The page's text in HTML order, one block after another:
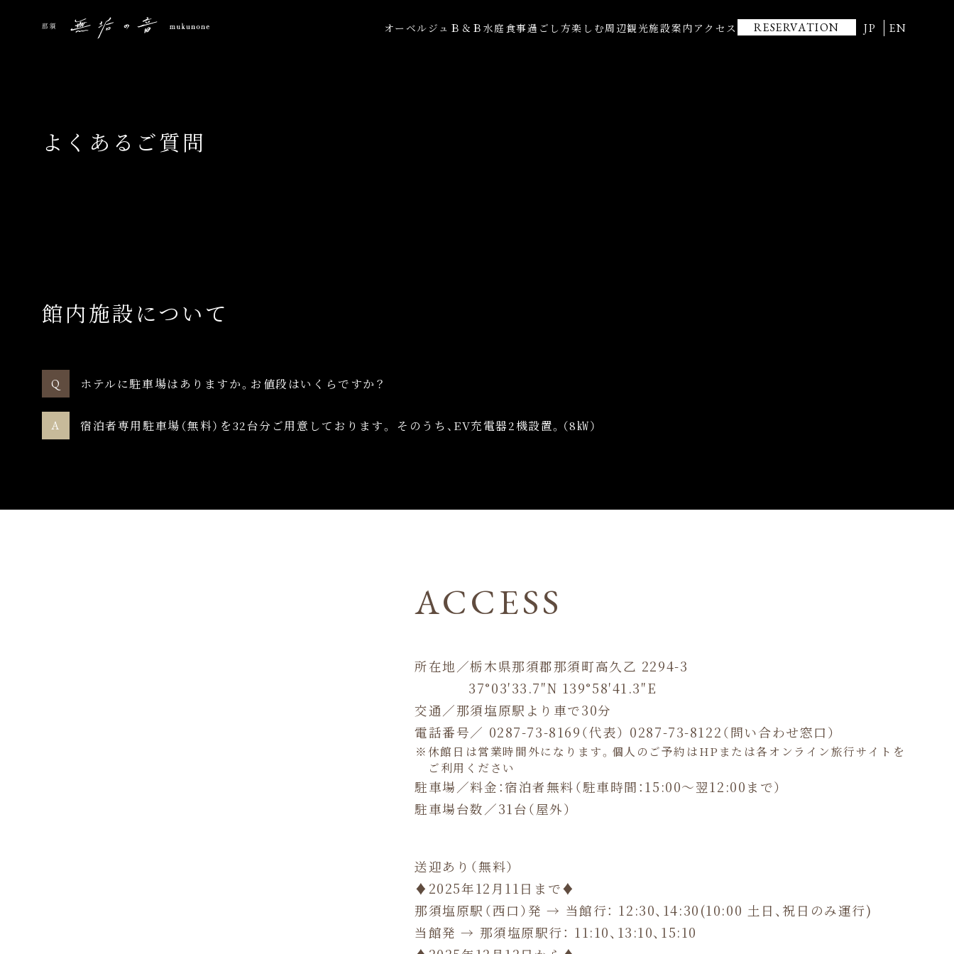
オーベルジュ Ｂ＆Ｂ 水庭 食事過ごし方楽しむ周辺観光施設案内 アクセス RESERVATION JP EN
よくあるご質問
館内施設について
ホテルに駐車場はありますか。お値段はいくらですか？
宿泊者専用駐車場（無料）を32台分ご用意しております。 そのうち、EV充電器2機設置。（8㎾）
ACCESS
所在地／栃木県那須郡那須町高久乙 2294-3
37°03′33.7″N 139°58′41.3″E
交通／那須塩原駅より車で30分
電話番号／ 0287-73-8169（代表） 0287-73-8122（問い合わせ窓口）
休館日は営業時間外になります。個人のご予約はHPまたは各オンライン旅行サイトを
ご利用ください
駐車場／料金：宿泊者無料 （駐車時間：15:00～翌12:00まで）
駐車場台数／31台（屋外）
送迎あり（無料）
♦2025年12月11日まで♦
那須塩原駅（西口）発 → 当館行： 12:30、14:30(10:00 土日、祝日のみ運行)
当館発 → 那須塩原駅行： 11:10、13:10、15:10